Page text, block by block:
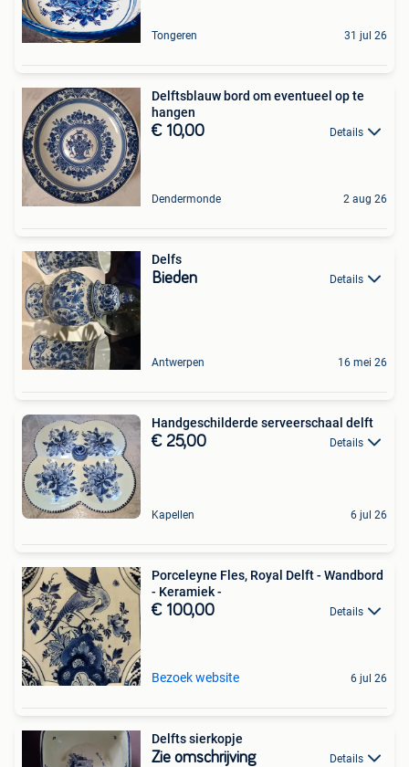
Tongeren 31 jul 26
Delftsblauw bord om eventueel op te
hangen
€ 10,00 Details
Dendermonde 2 aug 26
Delfs
Bieden Details
Antwerpen 16 mei 26
Handgeschilderde serveerschaal delft
€ 25,00 Details
Kapellen 6 jul 26
Porceleyne Fles, Royal Delft - Wandbord
- Keramiek -
€ 100,00 Details
Bezoek website 6 jul 26
Delfts sierkopje
Zie omschrijving Details